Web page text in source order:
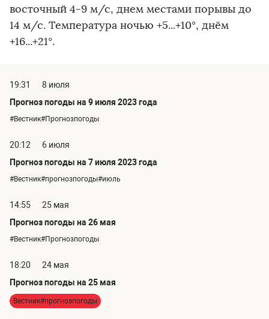
восточный 4-9 м/с, днем местами порывы до
14 м/с. Температура ночью +5...+10°, днём
+16...+21°.
19:31
8 июля
Прогноз погоды на 9 июля 2023 года
#Вестник#Прогнозпогоды
20:12
6 июля
Прогноз погоды на 7 июля 2023 года
#Вестник#прогнозпогоды#июль
14:55
25 мая
Прогноз погоды на 26 мая
#Вестник#Прогнозпогоды
18:20
24 мая
Прогноз погоды на 25 мая
Вестник#прогнозпогоды